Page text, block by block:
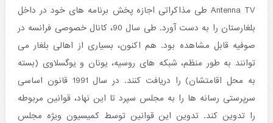
Antenna TV طی مذاکراتی اجازه پخش برنامه های خود در داخل
بلغارستان را به دست آورد. طی سال 90، کانال خصوصی فرانسه در
صوفیه قابل مشاهده بود. هم اکنون، بسیاری از اهالی بلغار می
توانند به طور منظم، شبکه های روسیه، یونان و یوگسلاوی (بسته
به محل اقامتشان) را دریافت کنند. در سال 1991 قانون اساسی
سرپرستی رسانه ها را به مجلس سپرد تا این نهاد، قوانین مربوطه
را تدوین کند. تدوین این قوانین توسط کمیسیون ویژه مجلس